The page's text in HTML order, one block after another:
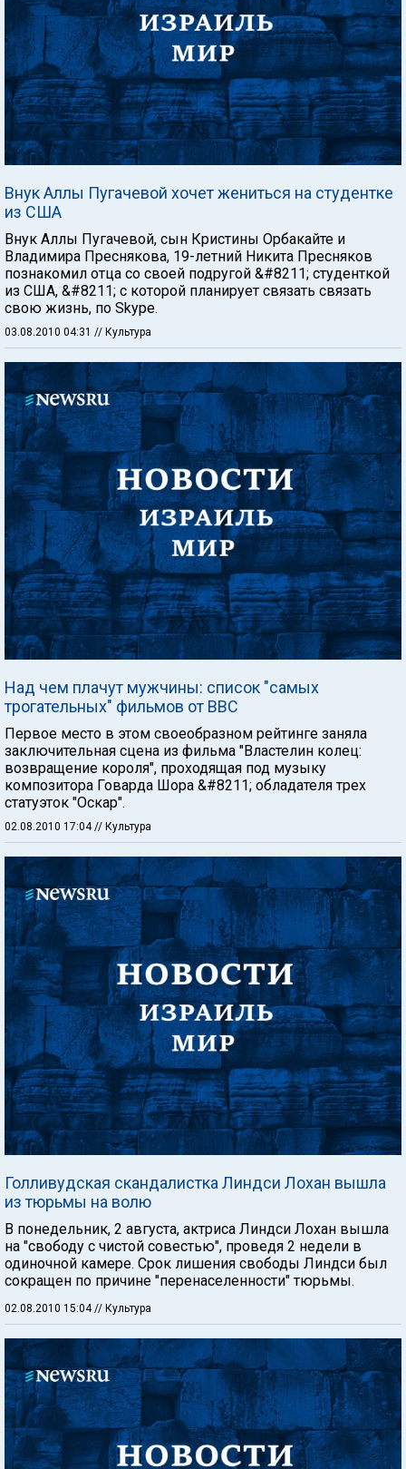
Внук Аллы Пугачевой хочет жениться на студентке
из США
Внук Аллы Пугачевой, сын Кристины Орбакайте и
Владимира Преснякова, 19-летний Никита Пресняков
познакомил отца со своей подругой &#8211; студенткой
из США, &#8211; с которой планирует связать связать
свою жизнь, по Skype.
03.08.2010 04:31 // Культура
Над чем плачут мужчины: список "самых
трогательных" фильмов от ВВС
Первое место в этом своеобразном рейтинге заняла
заключительная сцена из фильма "Властелин колец:
возвращение короля", проходящая под музыку
композитора Говарда Шора &#8211; обладателя трех
статуэток "Оскар".
02.08.2010 17:04// Культура
Голливудская скандалистка Линдси Лохан вышла
из тюрьмы на волю
В понедельник, 2 августа, актриса Линдси Лохан вышла
на "свободу с чистой совестью", проведя 2 недели в
одиночной камере. Срок лишения свободы Линдси был
сокращен по причине "перенаселенности" тюрьмы.
02.08.2010 15:04 // Культура